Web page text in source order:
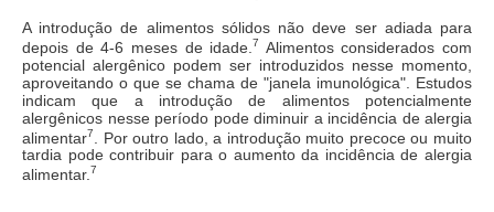
A introdução de alimentos sólidos não deve ser adiada para
depois de 4-6 meses de idade. 7
Alimentos considerados com
potencial alergênico podem ser introduzidos nesse momento,
aproveitando o que se chama de "janela imunológica". Estudos
indicam que a introdução de alimentos potencialmente
alergênicos nesse período pode diminuir a incidência de alergia
alimentar7
. Por outro lado, a introdução muito precoce ou muito
tardia pode contribuir para o aumento da incidência de alergia
alimentar. 7